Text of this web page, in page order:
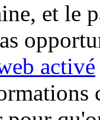
et le
activé